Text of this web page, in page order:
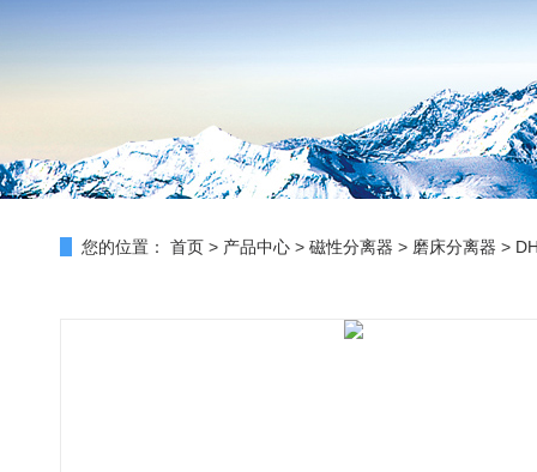
您的位置： 首页 > 产品中心 > 磁性分离器 > 磨床分离器 >